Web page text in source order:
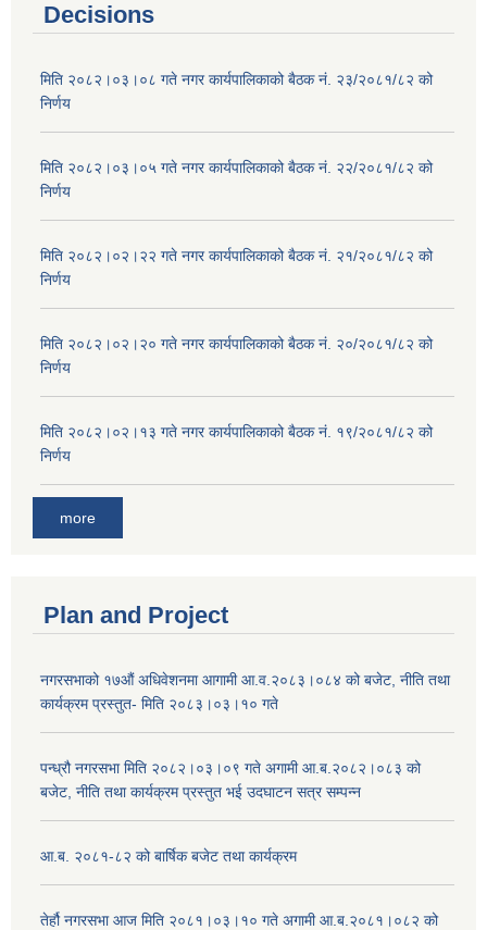
Decisions
मिति २०८२।०३।०८ गते नगर कार्यपालिकाको बैठक नं. २३/२०८१/८२ को
निर्णय
मिति २०८२।०३।०५ गते नगर कार्यपालिकाको बैठक नं. २२/२०८१/८२ को
निर्णय
मिति २०८२।०२।२२ गते नगर कार्यपालिकाको बैठक नं. २१/२०८१/८२ को
निर्णय
मिति २०८२।०२।२० गते नगर कार्यपालिकाको बैठक नं. २०/२०८१/८२ को
निर्णय
मिति २०८२।०२।१३ गते नगर कार्यपालिकाको बैठक नं. १९/२०८१/८२ को
निर्णय
more
Plan and Project
नगरसभाको १७औं अधिवेशनमा आगामी आ.व.२०८३।०८४ को बजेट, नीति तथा
कार्यक्रम प्रस्तुत- मिति २०८३।०३।१० गते
पन्ध्रौ नगरसभा मिति २०८२।०३।०९ गते अगामी आ.ब.२०८२।०८३ को
बजेट, नीति तथा कार्यक्रम प्रस्तुत भई उदघाटन सत्र सम्पन्न
आ.ब. २०८१-८२ को बार्षिक बजेट तथा कार्यक्रम
तेर्हौ नगरसभा आज मिति २०८१।०३।१० गते अगामी आ.ब.२०८१।०८२ को